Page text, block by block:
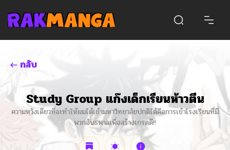
กลับ
Study Group แก๊งเด็กเรียนห้าวตีน
ความหวังเดียวที่จะทำให้ผมได้เข้ามหาวิทยาลัยปกติได้คือการเข้าโรงเรียนที่มี
พวกอันธพาลเพื่อสร้างเกรดดี!!